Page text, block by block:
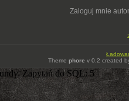
Zaloguj mnie
Theme phore v 0.2 created
Zapytań do SQL: 5